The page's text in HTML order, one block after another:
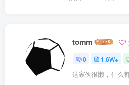
tomm
0 1.6W+
这家伙很懒，什么